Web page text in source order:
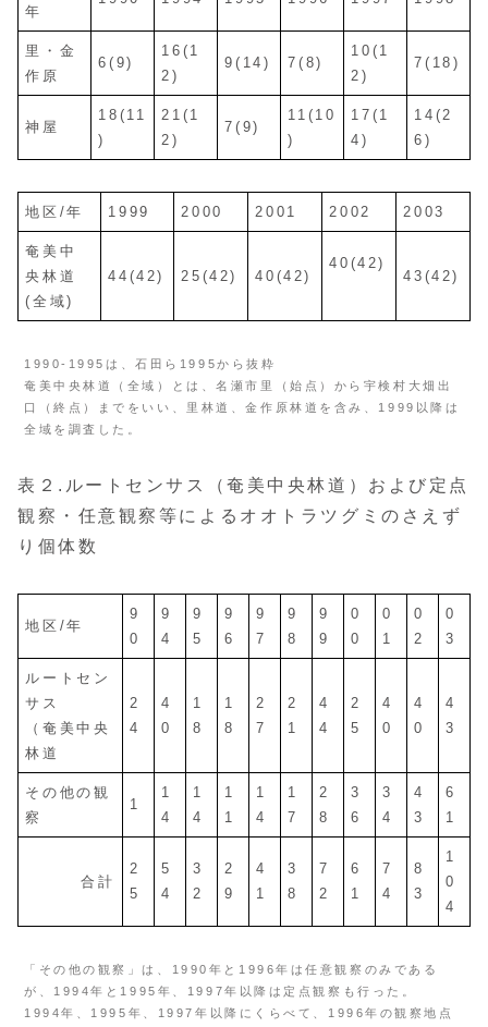
年
里・金
作原
6(9)
16(1
2)
9(14) 7(8)
10(1
2)
7(18)
神屋
18(11
)
21(1
2)
7(9)
11(10
)
17(1
4)
14(2
6)
地区/年 1999 2000 2001 2002 2003
奄美中
央林道
(全域)
44(42) 25(42) 40(42)
40(42)
43(42)
1990-1995は、石田ら1995から抜粋
奄美中央林道（全域）とは、名瀬市里（始点）から宇検村大畑出
口（終点）までをいい、里林道、金作原林道を含み、1999以降は
全域を調査した。
表２.ルートセンサス（奄美中央林道）および定点
観察・任意観察等によるオオトラツグミのさえず
り個体数
地区/年
9
0
9
4
9
5
9
6
9
7
9
8
9
9
0
0
0
1
0
2
0
3
ルートセン
サス
（奄美中央
林道
2
4
4
0
1
8
1
8
2
7
2
1
4
4
2
5
4
0
4
0
4
3
その他の観
察
1
1
4
1
4
1
1
1
4
1
7
2
8
3
6
3
4
4
3
6
1
合計
2
5
5
4
3
2
2
9
4
1
3
8
7
2
6
1
7
4
8
3
1
0
4
「その他の観察」は、1990年と1996年は任意観察のみである
が、1994年と1995年、1997年以降は定点観察も行った。
1994年、1995年、1997年以降にくらべて、1996年の観察地点